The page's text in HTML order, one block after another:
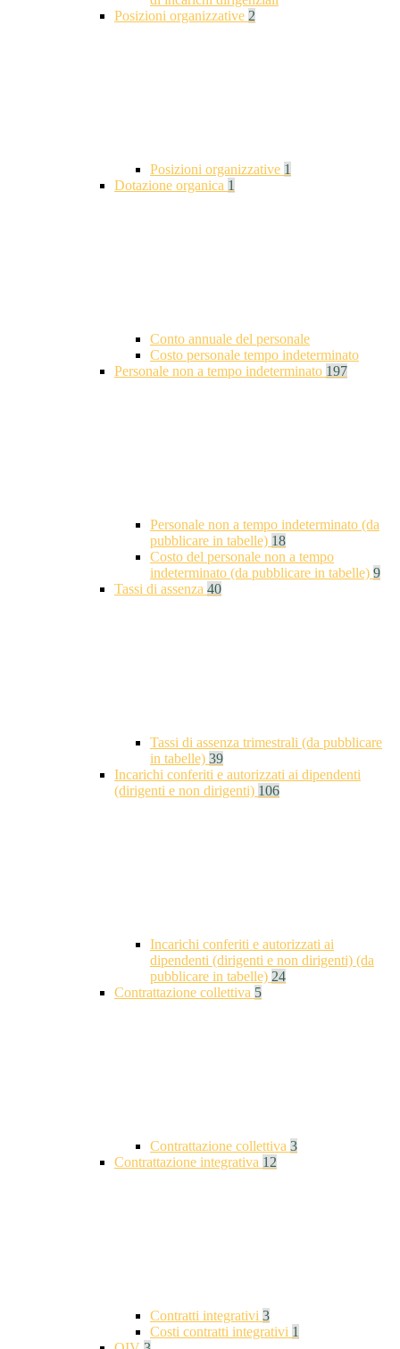
Posizioni organizzative 2
Posizioni organizzative 1
Dotazione organica 1
Conto annuale del personale
Costo personale tempo indeterminato
Personale non a tempo indeterminato 197
Personale non a tempo indeterminato (da
pubblicare in tabelle) 18
Costo del personale non a tempo
indeterminato (da pubblicare in tabelle) 9
Tassi di assenza 40
Tassi di assenza trimestrali (da pubblicare
in tabelle) 39
Incarichi conferiti e autorizzati ai dipendenti
(dirigenti e non dirigenti) 106
Incarichi conferiti e autorizzati ai
dipendenti (dirigenti e non dirigenti) (da
pubblicare in tabelle) 24
Contrattazione collettiva 5
Contrattazione collettiva 3
Contrattazione integrativa 12
Contratti integrativi 3
Costi contratti integrativi 1